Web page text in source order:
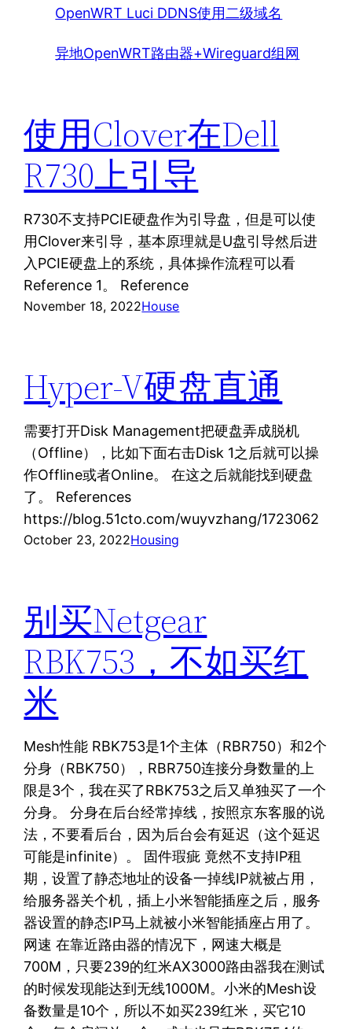
OpenWRT Luci DDNS使用二级域名
异地OpenWRT路由器+Wireguard组网
使用Clover在Dell
R730上引导
R730不支持PCIE硬盘作为引导盘，但是可以使
用Clover来引导，基本原理就是U盘引导然后进
入PCIE硬盘上的系统，具体操作流程可以看
Reference 1。 Reference
November 18, 2022House
Hyper-V硬盘直通
需要打开Disk Management把硬盘弄成脱机
（Offline），比如下面右击Disk 1之后就可以操
作Offline或者Online。 在这之后就能找到硬盘
了。 References
https://blog.51cto.com/wuyvzhang/1723062
October 23, 2022Housing
别买Netgear
RBK753，不如买红
米
Mesh性能 RBK753是1个主体（RBR750）和2个
分身（RBK750），RBR750连接分身数量的上
限是3个，我在买了RBK753之后又单独买了一个
分身。 分身在后台经常掉线，按照京东客服的说
法，不要看后台，因为后台会有延迟（这个延迟
可能是infinite）。 固件瑕疵 竟然不支持IP租
期，设置了静态地址的设备一掉线IP就被占用，
给服务器关个机，插上小米智能插座之后，服务
器设置的静态IP马上就被小米智能插座占用了。
网速 在靠近路由器的情况下，网速大概是
700M，只要239的红米AX3000路由器我在测试
的时候发现能达到无线1000M。小米的Mesh设
备数量是10个，所以不如买239红米，买它10